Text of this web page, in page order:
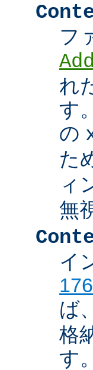
フ
れ
す
の
た
ィ
無
イ
ば、
格
す。